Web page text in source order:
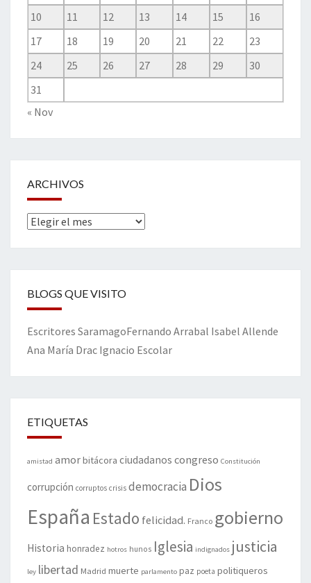
10
11 12 13 14 15
16
17
18 19 20 21 22
23
24
25 26 27 28 29
30
31
« Nov
ARCHIVOS
Archivos
BLOGS QUE VISITO
Escritores SaramagoFernando Arrabal Isabel Allende
Ana María Drac Ignacio Escolar
ETIQUETAS
amistad amorbitácora ciudadanos congreso Constitución
corrupción corruptos crisis democracia Dios
España Estado felicidad. Franco gobierno
Historia honradez hotros hunos Iglesia indignados justicia
ley libertad Madrid muerte parlamento paz poeta politiqueros